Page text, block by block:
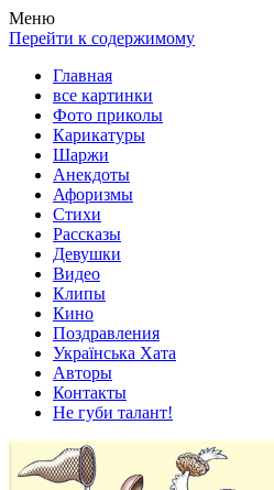
Весела хата — прикольные
клипы!
Покажем всем ваши фото
рассказы, видео и песни!
Меню
Перейти к содержимому
Главная
все картинки
Фото приколы
Карикатуры
Шаржи
Анекдоты
Афоризмы
Стихи
Рассказы
Девушки
Видео
Клипы
Кино
Поздравления
Українська Хата
Авторы
Контакты
Не губи талант!